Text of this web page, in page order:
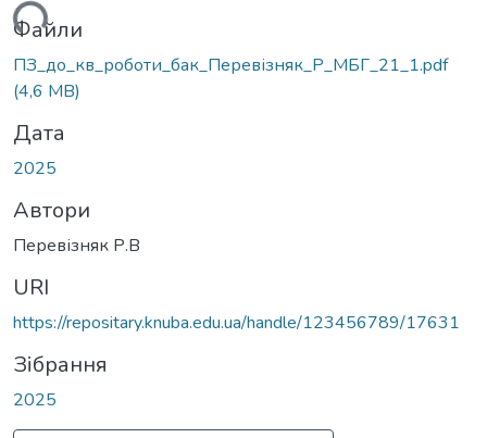
Файли
ПЗ_до_кв_роботи_бак_Перевізняк_Р_МБГ_21_1.pdf
(4,6 MB)
Дата
2025
Автори
Перевізняк Р.В
URI
https://repositary.knuba.edu.ua/handle/123456789/17631
Зібрання
2025